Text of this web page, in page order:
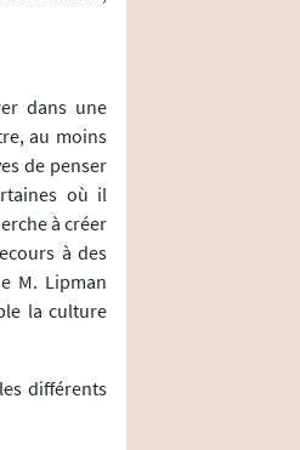
dans une
au moins
de penser
où il
à créer
à des
M. Lipman
la culture
différents